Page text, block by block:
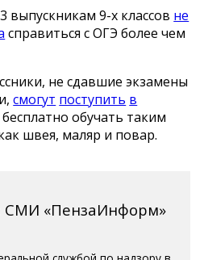
выпускникам 9-х классов не
справиться с ОГЭ более чем
не сдавшие экзамены
смогут поступить в
обучать таким
швея, маляр и повар.
СМИ «ПензаИнформ»